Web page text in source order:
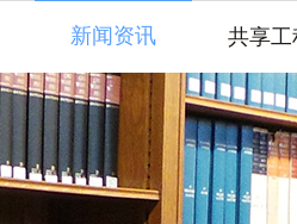
新闻资讯 共享工